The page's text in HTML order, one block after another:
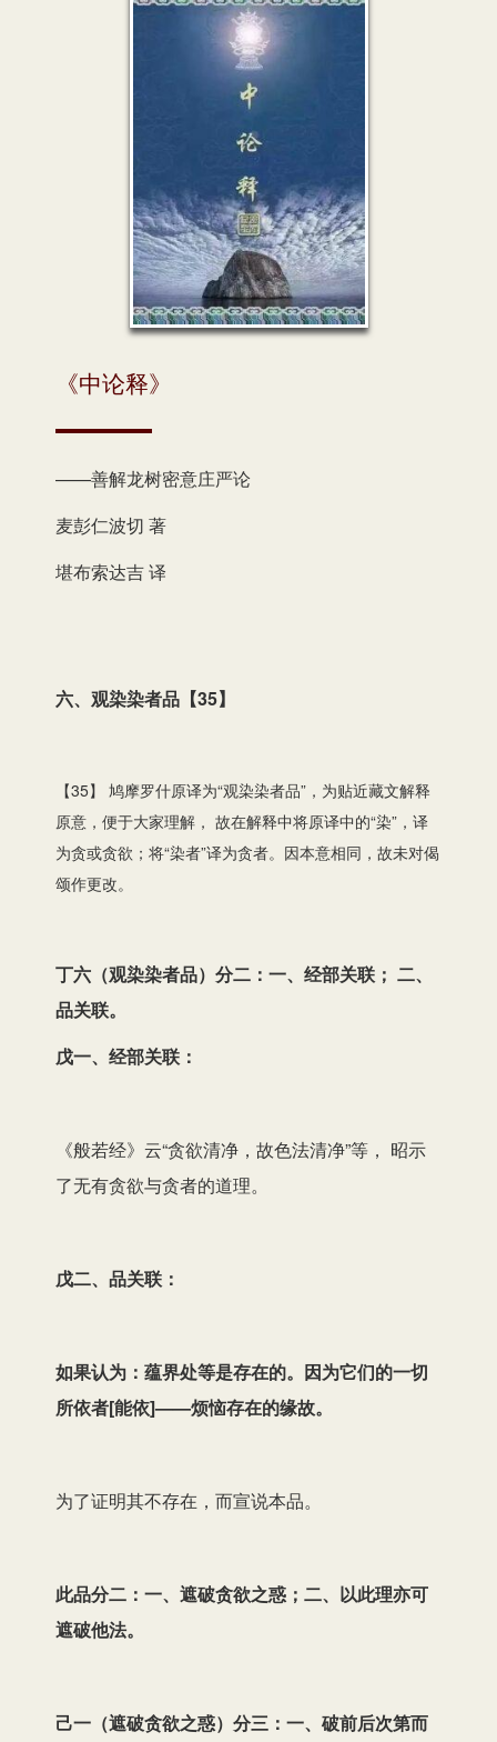
《中论释》
——善解龙树密意庄严论
麦彭仁波切 著
堪布索达吉 译
六、观染染者品【35】
【35】 鸠摩罗什原译为“观染染者品”，为贴近藏文解释
原意，便于大家理解， 故在解释中将原译中的“染”，译
为贪或贪欲；将“染者”译为贪者。因本意相同，故未对偈
颂作更改。
丁六（观染染者品）分二：一、经部关联； 二、
品关联。
戊一、经部关联：
《般若经》云“贪欲清净，故色法清净”等， 昭示
了无有贪欲与贪者的道理。
戊二、品关联：
如果认为：蕴界处等是存在的。因为它们的一切
所依者[能依]——烦恼存在的缘故。
为了证明其不存在，而宣说本品。
此品分二：一、遮破贪欲之惑；二、以此理亦可
遮破他法。
己一（遮破贪欲之惑）分三：一、破前后次第而